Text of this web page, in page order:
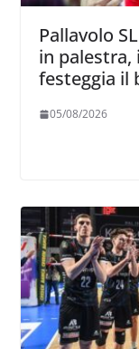
Pallavolo
in palestra,
festeggia il
05/08/2026